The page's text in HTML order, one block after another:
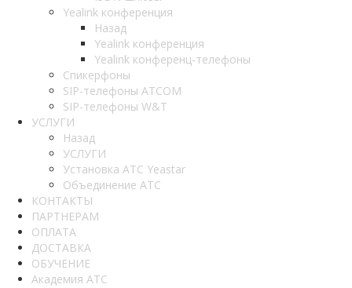
Yealink конференция
Назад
Yealink конференция
Yealink конференц-телефоны
Спикерфоны
SIP-телефоны ATCOM
SIP-телефоны W&T
УСЛУГИ
Назад
УСЛУГИ
Установка АТС Yeastar
Объединение АТС
КОНТАКТЫ
ПАРТНЕРАМ
ОПЛАТА
ДОСТАВКА
ОБУЧЕНИЕ
Академия АТС